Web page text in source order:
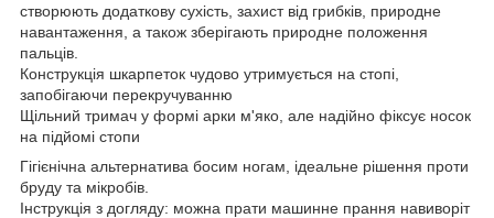
створюють додаткову сухість, захист від грибків, природне
навантаження, а також зберігають природне положення
пальців.
Конструкція шкарпеток чудово утримується на стопі,
запобігаючи перекручуванню
Щільний тримач у формі арки м'яко, але надійно фіксує носок
на підйомі стопи
Гігієнічна альтернатива босим ногам, ідеальне рішення проти
бруду та мікробів.
Інструкція з догляду: можна прати машинне прання навиворіт